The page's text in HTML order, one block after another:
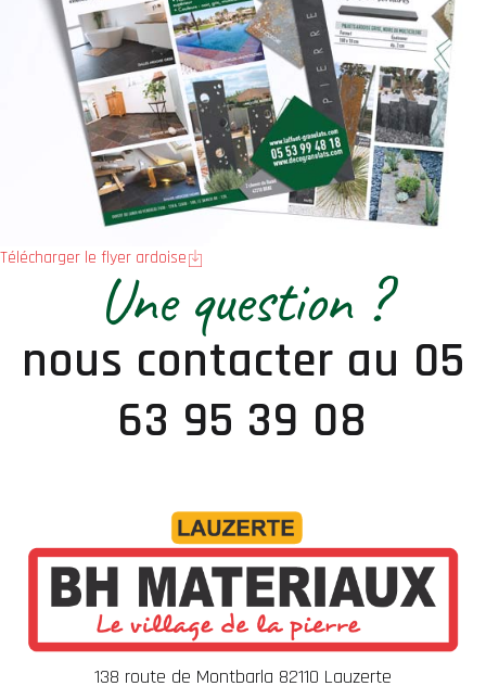
Télécharger le flyer ardoise
Une question ?
nous contacter au 05
63 95 39 08
138 route de Montbarla 82110 Lauzerte